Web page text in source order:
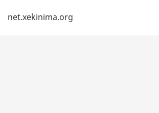
net.xekinima.org